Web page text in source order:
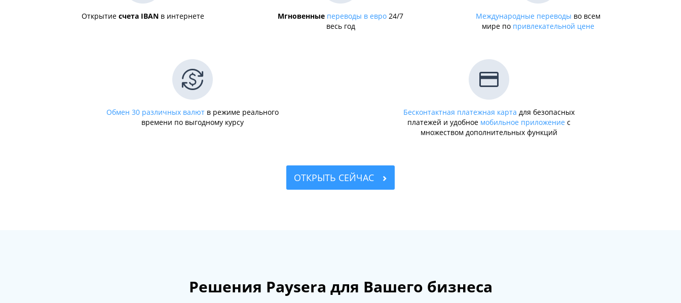
Открытие счета IBAN в интернете Мгновенные переводы в евро 24/7
весь год
Международные переводы во всем
мире по привлекательной цене
Обмен 30 различных валютв режиме реального
времени по выгодному курсу
Бесконтактная платежная карта для безопасных
платежей и удобное мобильное приложение с
множеством дополнительных функций
ОТКРЫТЬ СЕЙЧАС
Решения Paysera для Вашего бизнеса